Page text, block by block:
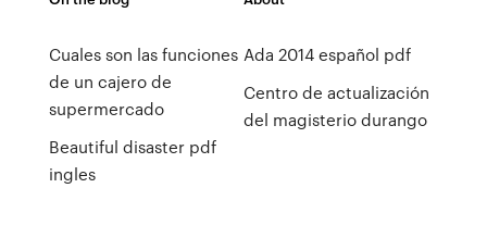
Cuales son las funciones
de un cajero de
supermercado
Beautiful disaster pdf
ingles
Ada 2014 español pdf
Centro de actualización
del magisterio durango